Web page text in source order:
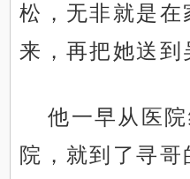
松，无非就是在
来，再把她送到
他一早从医
院，就到了寻